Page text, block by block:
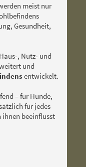
meist nur
Gesundheit,
, Nutz- und
und
entwickelt.
– für Hunde,
für jedes
ihnen beeinflusst